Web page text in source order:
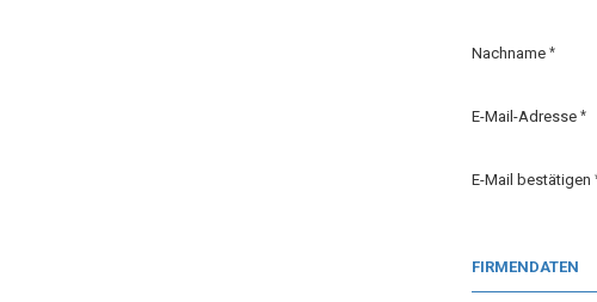
Nachname
E-Mail-Adresse
E-Mail bestätigen
FIRMENDATEN